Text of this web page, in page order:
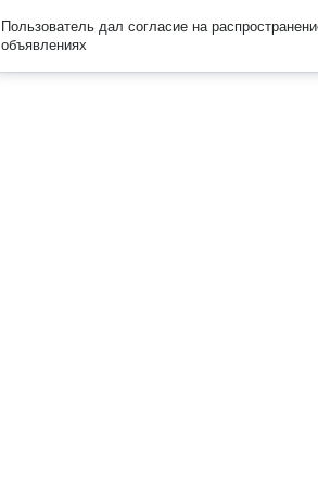
Пользователь дал согласие на
объявлениях